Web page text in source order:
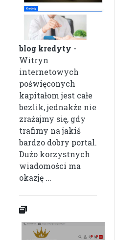
blog kredyty -
Witryn
internetowych
poświęconych
kapitałom jest całe
bezlik, jednakże nie
zrażajmy się, gdy
trafimy na jakiś
bardzo dobry portal.
Dużo korzystnych
wiadomości ma
okazję ...